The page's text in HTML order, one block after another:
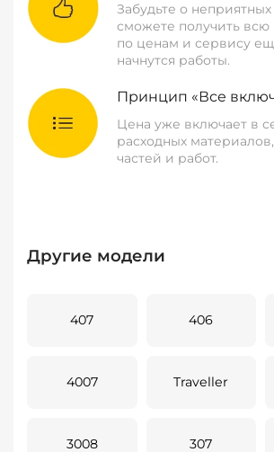
Забудьте о
сможете получить
по ценам и сервису
начнутся работы.
Принцип «Все
Цена уже включает в
расходных
частей и работ.
Другие модели
407 406
4007 Traveller
3008 307